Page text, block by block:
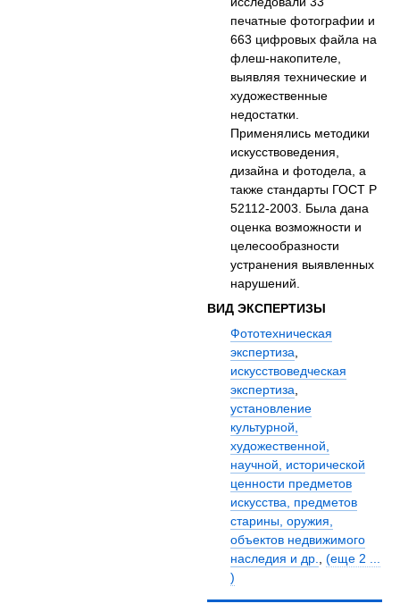
печатные фотографии и
663 цифровых файла на
флеш-накопителе,
выявляя технические и
художественные
недостатки.
Применялись методики
искусствоведения,
дизайна и фотодела, а
также стандарты ГОСТ Р
52112-2003. Была дана
оценка возможности и
целесообразности
устранения выявленных
нарушений.
ВИД ЭКСПЕРТИЗЫ
Фототехническая
экспертиза,
искусствоведческая
экспертиза,
установление
культурной,
художественной,
научной, исторической
ценности предметов
искусства, предметов
старины, оружия,
объектов недвижимого
наследия и др.,(еще 2 ...
)